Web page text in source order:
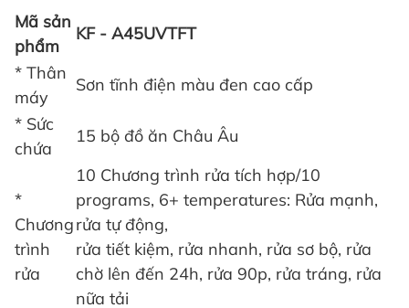
Mã sản
phẩm
KF - A45UVTFT
* Thân
máy
Sơn tĩnh điện màu đen cao cấp
* Sức
chứa
15 bộ đồ ăn Châu Âu
*
Chương
trình
rửa
10 Chương trình rửa tích hợp/10
programs, 6+ temperatures: Rửa mạnh,
rửa tự động,
rửa tiết kiệm, rửa nhanh, rửa sơ bộ, rửa
chờ lên đến 24h, rửa 90p, rửa tráng, rửa
nữa tải